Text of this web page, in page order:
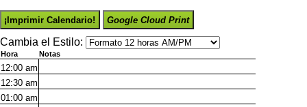
¡Imprimir Calendario! Google Cloud Print
Cambia el Estilo:
Hora Notas
12:00 am
12:30 am
01:00 am